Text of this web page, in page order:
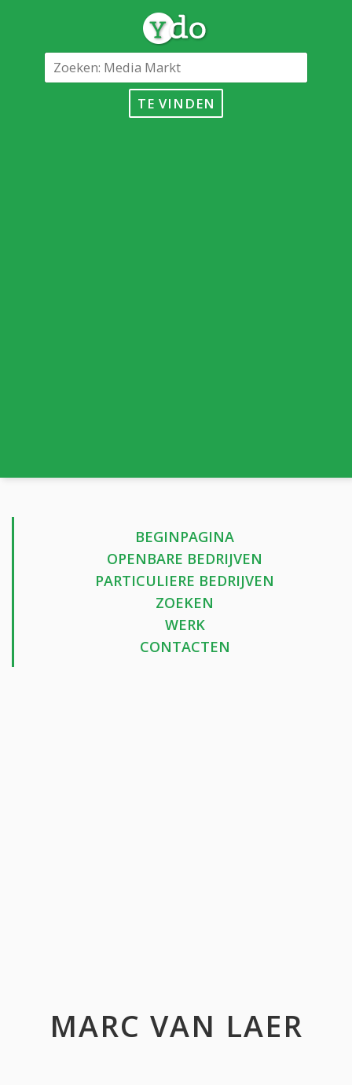
TE VINDEN
BEGINPAGINA
OPENBARE BEDRIJVEN
PARTICULIERE BEDRIJVEN
ZOEKEN
WERK
CONTACTEN
MARC VAN LAER